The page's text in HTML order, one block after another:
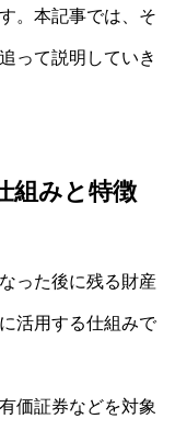
。本記事では、そ
って説明していき
組みと特徴
った後に残る財産
活用する仕組みで
価証券などを対象